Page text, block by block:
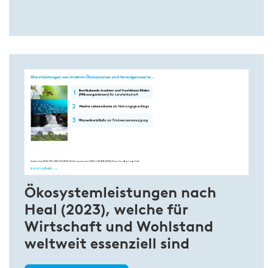
Ökosystemleistungen nach
Heal (2023), welche für
Wirtschaft und Wohlstand
weltweit essenziell sind